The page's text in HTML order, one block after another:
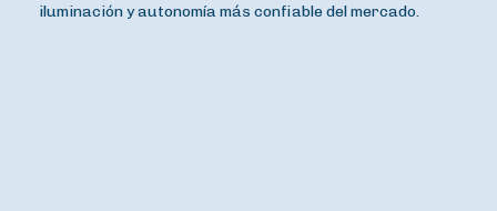
iluminación y autonomía más confiable del mercado.